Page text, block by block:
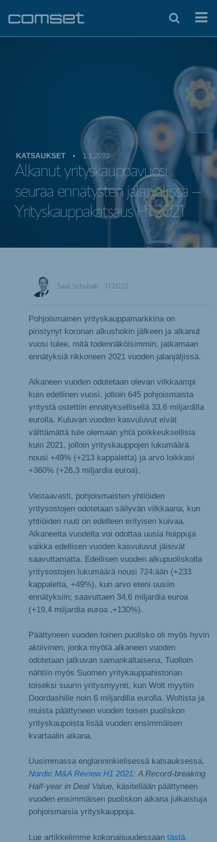
KATSAUKSET • 1.1.2022
Alkanut yrityskauppavuosi
seuraa ennätysten jalanjäljissä –
Yrityskauppakatsaus H1 2021
Saul Schubak 1.1.2022
Pohjoismainen yrityskauppamarkkina on
piristynyt koronan alkushokin jälkeen ja alkanut
vuosi tulee, mitä todennäköisimmin, jatkamaan
ennätyksiä rikkoneen 2021 vuoden jalanjäljissä.
Alkaneen vuoden odotetaan olevan vilkkaampi
kuin edellinen vuosi, jolloin 645 pohjoismaista
yritystä ostettiin ennätyksellisellä 33,6 miljardilla
eurolla. Kuluvan vuoden kasvuluvut eivät
välttämättä tule olemaan yhtä poikkeuksellisia
kuin 2021, jolloin yrityskauppojen lukumäärä
nousi +49% (+213 kappaletta) ja arvo loikkasi
+360% (+26,3 miljardia euroa).
Vastaavasti, pohjoismaisten yhtiöiden
yritysostojen odotetaan säilyvän vilkkaana, kun
yhtiöiden ruuti on edelleen erityisen kuivaa.
Alkaneelta vuodelta voi odottaa uusia huippuja
vaikka edellisen vuoden kasvuluvut jäisivät
saavuttamatta. Edellisen vuoden alkupuoliskolla
yritysostojen lukumäärä nousi 724:ään (+233
kappaletta, +49%), kun arvo eteni uusiin
ennätyksiin; saavuttaen 34,6 miljardia euroa
(+19,4 miljardia euroa ,+130%).
Päättyneen vuoden toinen puolisko oli myös hyvin
aktiivinen, jonka myötä alkaneen vuoden
odotetaan jatkuvan samankaltaisena. Tuolloin
nähtiin myös Suomen yritykauppahistorian
toiseksi suurin yritysmyynti, kun Wolt myytiin
Doordashille noin 6 miljardilla eurolla. Woltista ja
muista päättyneen vuoden toisen puoliskon
yrityskaupoista lisää vuoden ensimmäisen
kvartaalin aikana.
Uusimmassa englanninkielisessä katsauksessa,
Nordic M&A Review H1 2021: A Record-breaking
Half-year in Deal Value, käsitellään päättyneen
vuoden ensimmäisen puoliskon aikana julkaistuja
pohjoismaisia yrityskauppoja.
Lue artikkelimme kokonaisuudessaan tästä.